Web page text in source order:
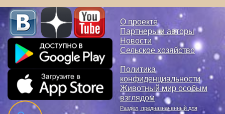
О проекте
Партнеры и авторы
Новости
Сельское хозяйство
Политика
конфиденциальности
Животный мир особым
взглядом
Раздел, предназначенный для